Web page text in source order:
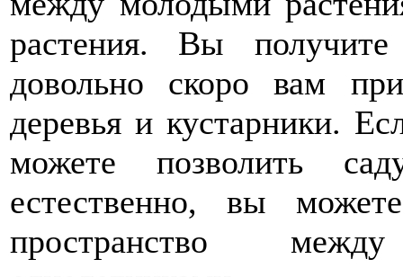
растения. Вы
довольно скоро вам
деревья и кустарники.
можете позволить
естественно, вы
пространство